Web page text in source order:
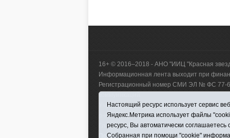
16+ © 2016–2018 - АНО "ИИЦ "Красная
Информационная лента выходит при
Регистрационный номер СМИ ЭЛ № ФС 77-
коммуникаций.
Учредитель (соучредители) Автономная
р-н, с. Викулово, ул. Ленина, д. 5).
Главный редактор Антюхова Светлана
Политика оператора|RSS
Настоящий ресурс использует сервис
Яндекс.Метрика использует файлы
ресурс, Вы автоматически
Собранная при помощи "cookie"